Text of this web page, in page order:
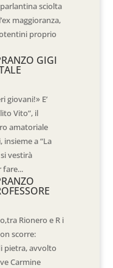
parlantina sciolta
maggioranza,
proprio
GIGI
giovani!» E’
Vito”, il
amatoriale
insieme a “La
vestirà
fare...
Rionero e R i
scorre:
pietra, avvolto
Carmine